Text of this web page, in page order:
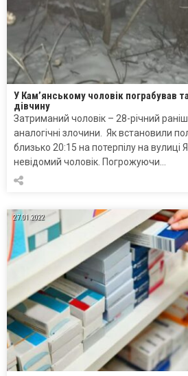
У Кам’янському чоловік пограбував
дівчину
Затриманий чоловік – 28-річний
аналогічні злочини. Як встановили
близько 20:15 на потерпілу на вулиці
невідомий чоловік. Погрожуючи…
27.01.2022